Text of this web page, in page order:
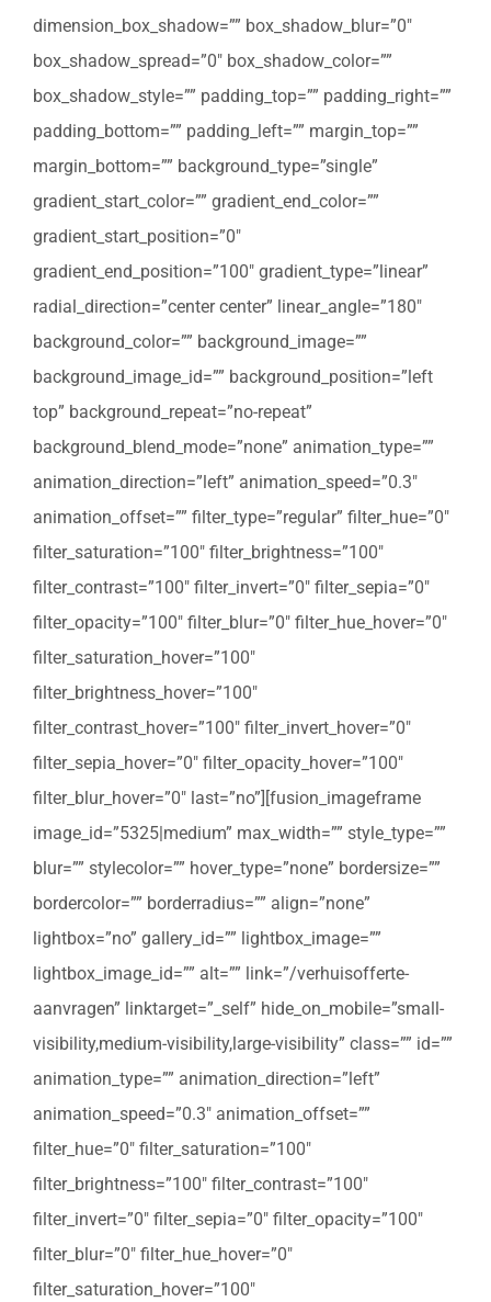
dimension_box_shadow=”” box_shadow_blur=”0″
box_shadow_spread=”0″ box_shadow_color=””
box_shadow_style=”” padding_top=”” padding_right=””
padding_bottom=”” padding_left=”” margin_top=””
margin_bottom=”” background_type=”single”
gradient_start_color=”” gradient_end_color=””
gradient_start_position=”0″
gradient_end_position=”100″ gradient_type=”linear”
radial_direction=”center center” linear_angle=”180″
background_color=”” background_image=””
background_image_id=”” background_position=”left
top” background_repeat=”no-repeat”
background_blend_mode=”none” animation_type=””
animation_direction=”left” animation_speed=”0.3″
animation_offset=”” filter_type=”regular” filter_hue=”0″
filter_saturation=”100″ filter_brightness=”100″
filter_contrast=”100″ filter_invert=”0″ filter_sepia=”0″
filter_opacity=”100″ filter_blur=”0″ filter_hue_hover=”0″
filter_saturation_hover=”100″
filter_brightness_hover=”100″
filter_contrast_hover=”100″ filter_invert_hover=”0″
filter_sepia_hover=”0″ filter_opacity_hover=”100″
filter_blur_hover=”0″ last=”no”][fusion_imageframe
image_id=”5325|medium” max_width=”” style_type=””
blur=”” stylecolor=”” hover_type=”none” bordersize=””
bordercolor=”” borderradius=”” align=”none”
lightbox=”no” gallery_id=”” lightbox_image=””
lightbox_image_id=”” alt=”” link=”/verhuisofferte-
aanvragen” linktarget=”_self” hide_on_mobile=”small-
visibility,medium-visibility,large-visibility” class=”” id=””
animation_type=”” animation_direction=”left”
animation_speed=”0.3″ animation_offset=””
filter_hue=”0″ filter_saturation=”100″
filter_brightness=”100″ filter_contrast=”100″
filter_invert=”0″ filter_sepia=”0″ filter_opacity=”100″
filter_blur=”0″ filter_hue_hover=”0″
filter_saturation_hover=”100″